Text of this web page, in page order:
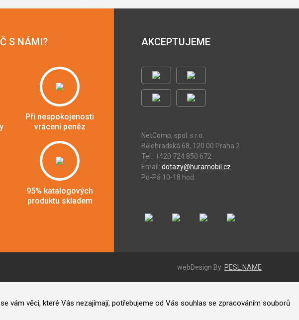
S NÁMI?
Při nespokojenosti
vrácení peněz
95% katalogových
produktu skladem
AKCEPTUJEME
NetComp, spol. s r.o.
Bělehradská 68, 120 00 Praha 2
Tel.: +420 724 850 672
Email: dotazy@huramobil.cz
Po-Pá 10-18 hod.
webDesign By: PESL.NAME
vám věci, které Vás nezajímají, potřebujeme od Vás souhlas se zpracováním souborů